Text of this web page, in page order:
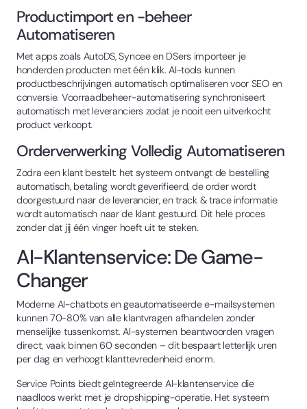
Productimport en -beheer
Automatiseren
Met apps zoals AutoDS, Syncee en DSers importeer je
honderden producten met één klik. AI-tools kunnen
productbeschrijvingen automatisch optimaliseren voor SEO en
conversie. Voorraadbeheer-automatisering synchroniseert
automatisch met leveranciers zodat je nooit een uitverkocht
product verkoopt.
Orderverwerking Volledig Automatiseren
Zodra een klant bestelt: het systeem ontvangt de bestelling
automatisch, betaling wordt geverifieerd, de order wordt
doorgestuurd naar de leverancier, en track & trace informatie
wordt automatisch naar de klant gestuurd. Dit hele proces
zonder dat jij één vinger hoeft uit te steken.
AI-Klantenservice: De Game-
Changer
Moderne AI-chatbots en geautomatiseerde e-mailsystemen
kunnen 70-80% van alle klantvragen afhandelen zonder
menselijke tussenkomst. AI-systemen beantwoorden vragen
direct, vaak binnen 60 seconden – dit bespaart letterlijk uren
per dag en verhoogt klanttevredenheid enorm.
Service Points biedt geïntegreerde AI-klantenservice die
naadloos werkt met je dropshipping-operatie. Het systeem